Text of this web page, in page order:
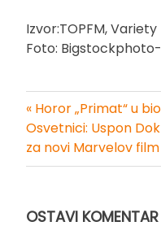
Izvor:TOPFM, Variety
Foto:
Kretanje
članka
« Horor „Primat“ u
Osvetnici: Uspon
za novi Marvelov film
OSTAVI KOMENTAR